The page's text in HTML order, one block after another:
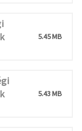
5.45 MB
5.43 MB